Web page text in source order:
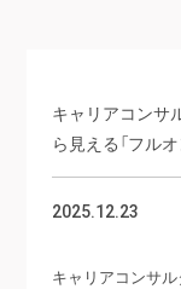
キャリアコンサ
ら見える「フル
2025.12.23
キャリアコンサ